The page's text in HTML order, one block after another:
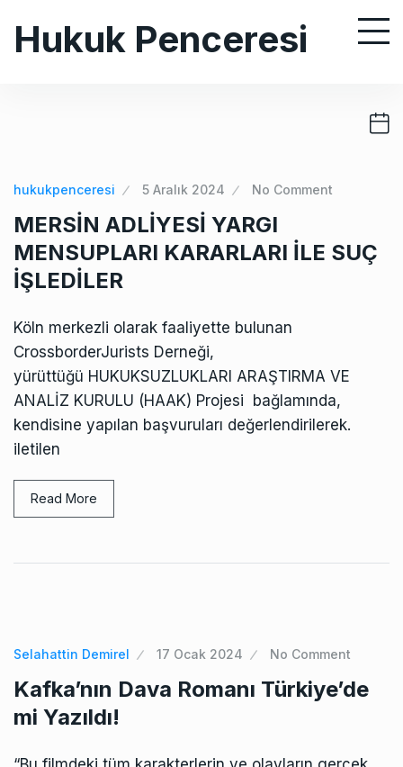
Hukuk Penceresi
hukukpenceresi 5 Aralık 2024 No Comment
MERSİN ADLİYESİ YARGI
MENSUPLARI KARARLARI İLE SUÇ
İŞLEDİLER
Köln merkezli olarak faaliyette bulunan
CrossborderJurists Derneği,
yürüttüğü HUKUKSUZLUKLARI ARAŞTIRMA VE
ANALİZ KURULU (HAAK) Projesi bağlamında,
kendisine yapılan başvuruları değerlendirilerek.
iletilen
Read More
Selahattin Demirel 17 Ocak 2024 No Comment
Kafka’nın Dava Romanı Türkiye’de
mi Yazıldı!